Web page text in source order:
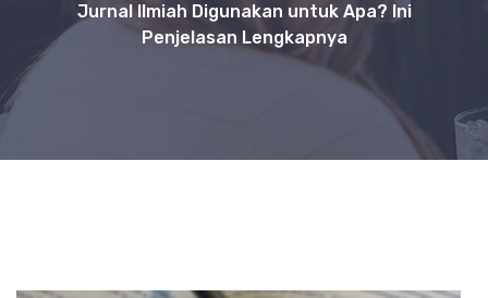
Jurnal Ilmiah Digunakan untuk Apa? Ini
Penjelasan Lengkapnya